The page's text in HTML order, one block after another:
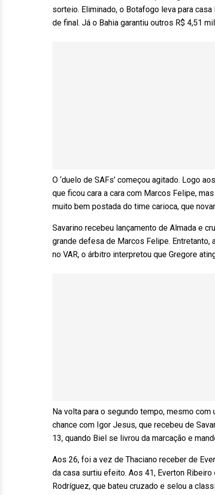
sorteio. Eliminado, o Botafogo leva para
de final. Já o Bahia garantiu outros R$ 4,51
O ‘duelo de SAFs’ começou agitado. Logo
que ficou cara a cara com Marcos Felipe,
muito bem postada do time carioca, que
Savarino recebeu lançamento de Almada e
grande defesa de Marcos Felipe.
no VAR, o árbitro interpretou que Gregore
Na volta para o segundo tempo, mesmo
chance com Igor Jesus, que recebeu de
13, quando Biel se livrou da marcação e
Aos 26, foi a vez de Thaciano receber de
da casa surtiu efeito. Aos 41, Everton
Rodríguez, que bateu cruzado e selou a